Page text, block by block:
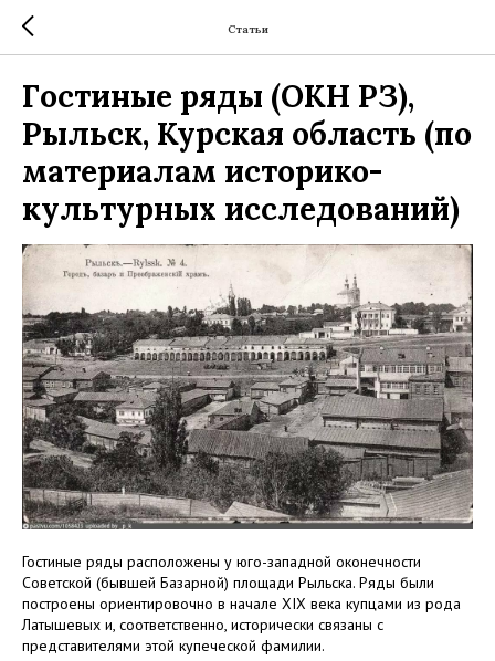
Статьи
Гостиные ряды (ОКН РЗ),
Рыльск, Курская область (по
материалам историко-
культурных исследований)
Гостиные ряды расположены у юго-западной оконечности
Советской (бывшей Базарной) площади Рыльска. Ряды были
построены ориентировочно в начале XIX века купцами из рода
Латышевых и, соответственно, исторически связаны с
представителями этой купеческой фамилии.